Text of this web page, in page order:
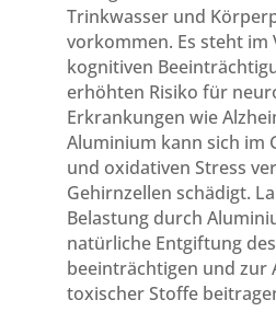
Trinkwasser und
vorkommen. Es steht im
kognitiven
erhöhten Risiko für
Erkrankungen wie
Aluminium kann sich im
und oxidativen Stress
Gehirnzellen schädigt.
Belastung durch
natürliche Entgiftung
beeinträchtigen und zur
toxischer Stoffe